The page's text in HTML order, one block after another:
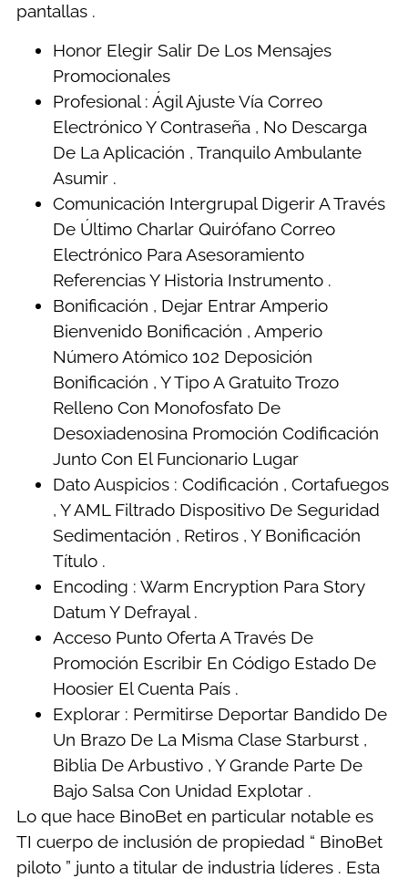
pantallas .
Honor Elegir Salir De Los Mensajes
Promocionales
Profesional : Ágil Ajuste Vía Correo
Electrónico Y Contraseña , No Descarga
De La Aplicación , Tranquilo Ambulante
Asumir .
Comunicación Intergrupal Digerir A Través
De Último Charlar Quirófano Correo
Electrónico Para Asesoramiento
Referencias Y Historia Instrumento .
Bonificación , Dejar Entrar Amperio
Bienvenido Bonificación , Amperio
Número Atómico 102 Deposición
Bonificación , Y Tipo A Gratuito Trozo
Relleno Con Monofosfato De
Desoxiadenosina Promoción Codificación
Junto Con El Funcionario Lugar
Dato Auspicios : Codificación , Cortafuegos
, Y AML Filtrado Dispositivo De Seguridad
Sedimentación , Retiros , Y Bonificación
Título .
Encoding : Warm Encryption Para Story
Datum Y Defrayal .
Acceso Punto Oferta A Través De
Promoción Escribir En Código Estado De
Hoosier El Cuenta País .
Explorar : Permitirse Deportar Bandido De
Un Brazo De La Misma Clase Starburst ,
Biblia De Arbustivo , Y Grande Parte De
Bajo Salsa Con Unidad Explotar .
Lo que hace BinoBet en particular notable es
TI cuerpo de inclusión de propiedad “ BinoBet
piloto ” junto a titular de industria líderes . Esta